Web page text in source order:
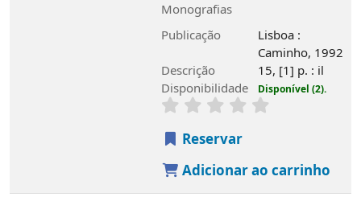
Monografias
Publicação
Lisboa :
Caminho, 1992
Descrição
15, [1] p. : il
Disponibilidade
Disponível (2).
Reservar
Adicionar ao carrinho